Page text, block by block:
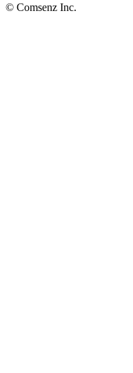
© Comsenz Inc.